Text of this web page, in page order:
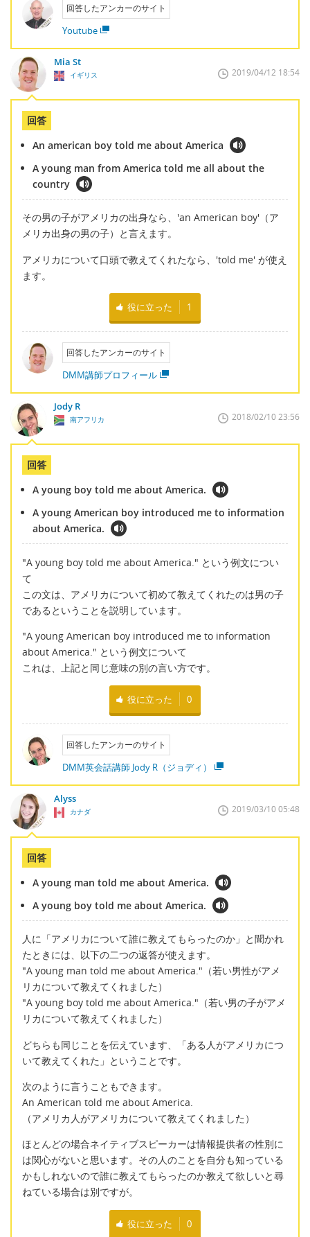
回答したアンカーのサイト
Youtube
Mia St
イギリス 2019/04/12 18:54
回答
An american boy told me about America
A young man from America told me all about the
country
その男の子がアメリカの出身なら、'an American boy'（ア
メリカ出身の男の子）と言えます。
アメリカについて口頭で教えてくれたなら、'told me' が使え
ます。
役に立った 1
回答したアンカーのサイト
DMM講師プロフィール
Jody R
南アフリカ 2018/02/10 23:56
回答
A young boy told me about America.
A young American boy introduced me to information
about America.
"A young boy told me about America." という例文につい
て
この文は、アメリカについて初めて教えてくれたのは男の子
であるということを説明しています。
"A young American boy introduced me to information
about America." という例文について
これは、上記と同じ意味の別の言い方です。
役に立った 0
回答したアンカーのサイト
DMM英会話講師 Jody R（ジョディ）
Alyss
カナダ 2019/03/10 05:48
回答
A young man told me about America.
A young boy told me about America.
人に「アメリカについて誰に教えてもらったのか」と聞かれ
たときには、以下の二つの返答が使えます。
"A young man told me about America."（若い男性がアメ
リカについて教えてくれました）
"A young boy told me about America."（若い男の子がアメ
リカについて教えてくれました）
どちらも同じことを伝えています、「ある人がアメリカにつ
いて教えてくれた」ということです。
次のように言うこともできます。
An American told me about America.
（アメリカ人がアメリカについて教えてくれました）
ほとんどの場合ネイティブスピーカーは情報提供者の性別に
は関心がないと思います。その人のことを自分も知っている
かもしれないので誰に教えてもらったのか教えて欲しいと尋
ねている場合は別ですが。
役に立った 0